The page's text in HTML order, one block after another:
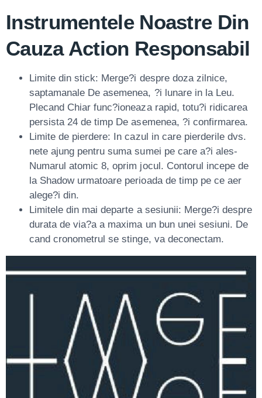
Instrumentele Noastre Din
Cauza Action Responsabil
Limite din stick: Merge?i despre doza zilnice,
saptamanale De asemenea, ?i lunare in la Leu.
Plecand Chiar func?ioneaza rapid, totu?i ridicarea
persista 24 de timp De asemenea, ?i confirmarea.
Limite de pierdere: In cazul in care pierderile dvs.
nete ajung pentru suma sumei pe care a?i ales-
Numarul atomic 8, oprim jocul. Contorul incepe de
la Shadow urmatoare perioada de timp pe ce aer
alege?i din.
Limitele din mai departe a sesiunii: Merge?i despre
durata de via?a a maxima un bun unei sesiuni. De
cand cronometrul se stinge, va deconectam.